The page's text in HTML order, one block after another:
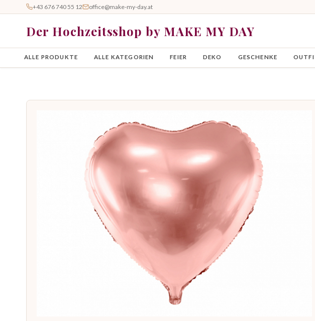
+43 676 740 55 12 office@make-my-day.at
Der Hochzeitsshop by MAKE MY DAY
ALLE PRODUKTE ALLE KATEGORIEN FEIER DEKO GESCHENKE